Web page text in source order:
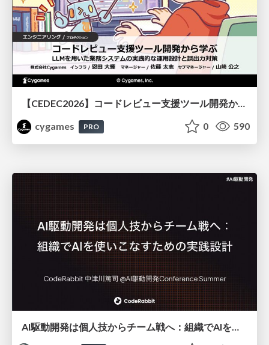
【CEDEC2026】コードレビュー支援ツール開発から学ぶ：LLMを用いた業務システムの実践的な運用設計と誤出力対策
cygames
PRO 0 590
AI駆動開発は個人技からチーム戦へ：組織でAIを使いこなすための実践設計